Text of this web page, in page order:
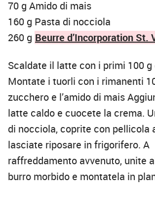
70 g Amido di mais
160 g Pasta di nocciola
260 g Beurre d’Incorporation St.
Scaldate il latte con i primi 100
Montate i tuorli con i rimanenti
zucchero e l’amido di mais
latte caldo e cuocete la crema.
di nocciola, coprite con pellicola
lasciate riposare in frigorifero. A
raffreddamento avvenuto, unite
burro morbido e montatela in